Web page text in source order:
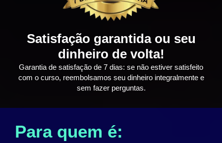
Satisfação garantida ou seu
dinheiro de volta!
Garantia de satisfação de 7 dias: se não estiver satisfeito
com o curso, reembolsamos seu dinheiro integralmente e
sem fazer perguntas.
Para quem é: